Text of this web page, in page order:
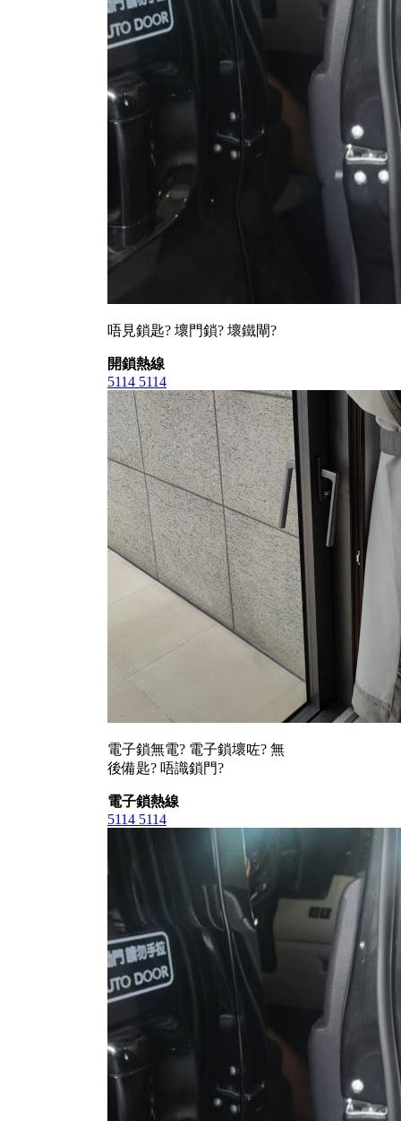
唔見鎖匙? 壞門鎖? 壞鐵閘?
開鎖熱線
5114 5114
電子鎖無電? 電子鎖壞咗? 無
後備匙? 唔識鎖門?
電子鎖熱線
5114 5114